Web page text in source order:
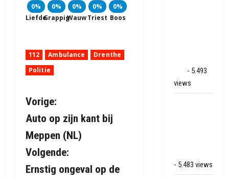
0%
Liefde
0%
Grappig
0%
Wauw
0%
Triest
0%
Boos
112 Ambulance
Drenthe
Politie
B
e
r
i
Vorige:
Auto op zijn kant bij
Meppen (NL)
Volgende:
Ernstig ongeval op de
- 5.493
views
- 5.483 views